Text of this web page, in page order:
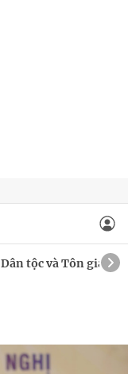
Dân tộc và Tôn giáo